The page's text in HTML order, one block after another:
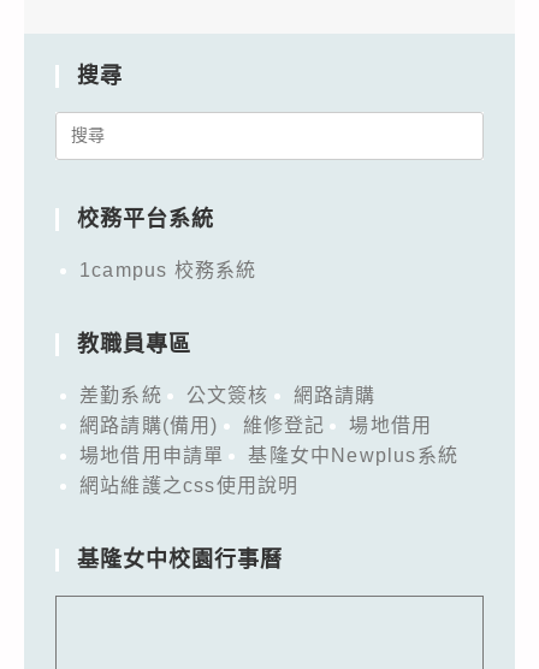
搜尋
Search
校務平台系統
1campus 校務系統
教職員專區
差勤系統 公文簽核
網路請購
網路請購(備用)
維修登記
場地借用
場地借用申請單
基隆女中Newplus系統
網站維護之css使用說明
基隆女中校園行事曆